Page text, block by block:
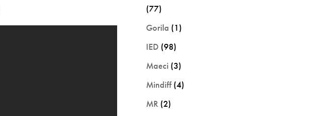
(77)
Gorila (1)
IED (98)
Maeci (3)
Mindiff (4)
MR (2)